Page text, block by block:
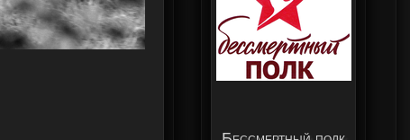
Министерство